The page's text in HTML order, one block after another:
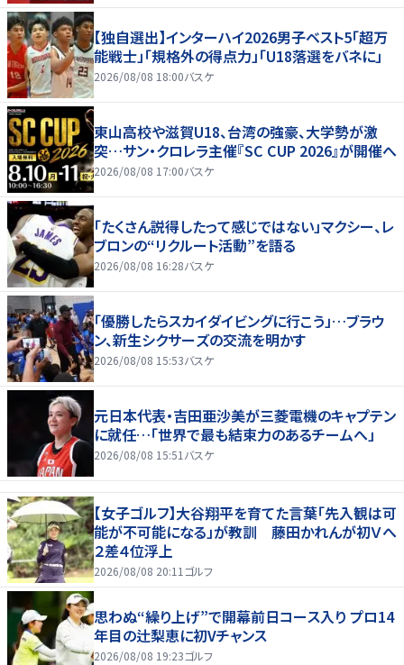
【独自選出】インターハイ2026男子ベスト5「超万
能戦士」「規格外の得点力」「U18落選をバネに」
2026/08/08 18:00バスケ
東山高校や滋賀U18、台湾の強豪、大学勢が激
突…サン・クロレラ主催『SC CUP 2026』が開催へ
2026/08/08 17:00バスケ
「たくさん説得したって感じではない」マクシー、レ
ブロンの“リクルート活動”を語る
2026/08/08 16:28バスケ
「優勝したらスカイダイビングに行こう」…ブラウ
ン、新生シクサーズの交流を明かす
2026/08/08 15:53バスケ
元日本代表・吉田亜沙美が三菱電機のキャプテン
に就任…「世界で最も結束力のあるチームへ」
2026/08/08 15:51 バスケ
【女子ゴルフ】大谷翔平を育てた言葉「先入観は可
能が不可能になる」が教訓 藤田かれんが初Ｖへ
２差４位浮上
2026/08/08 20:11 ゴルフ
思わぬ“繰り上げ”で開幕前日コース入り プロ14
年目の辻梨恵に初Vチャンス
2026/08/08 19:23ゴルフ